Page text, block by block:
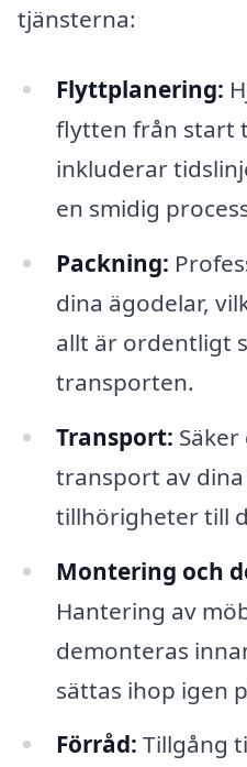
tjänsterna:
Flyttplanering:
flytten från start
inkluderar
en smidig
Packning:
dina ägodelar,
allt är ordentligt
transporten.
Transport:
transport av
tillhörigheter till
Montering och
Hantering av
demonteras
sättas ihop igen
Förråd: Tillgång